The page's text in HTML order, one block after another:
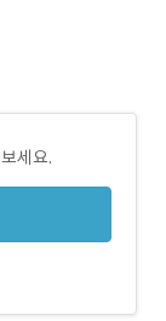
세요.